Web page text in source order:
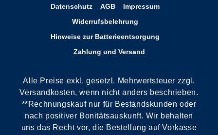
Datenschutz AGB
Impressum
Widerrufsbelehrung
Hinweise zur Batterieentsorgung
Zahlung und Versand
Alle Preise exkl. gesetzl. Mehrwertsteuer zzgl.
Versandkosten, wenn nicht anders beschrieben.
**Rechnungskauf nur für Bestandskunden oder
nach positiver Bonitätsauskunft. Wir behalten
uns das Recht vor, die Bestellung auf Vorkasse